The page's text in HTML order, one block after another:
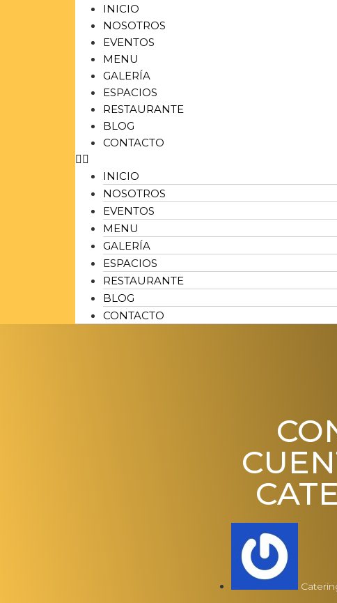
INICIO
NOSOTROS
EVENTOS
MENU
GALERÍA
ESPACIOS
RESTAURANTE
BLOG
CONTACTO
INICIO
NOSOTROS
EVENTOS
MENU
GALERÍA
ESPACIOS
RESTAURANTE
BLOG
CONTACTO